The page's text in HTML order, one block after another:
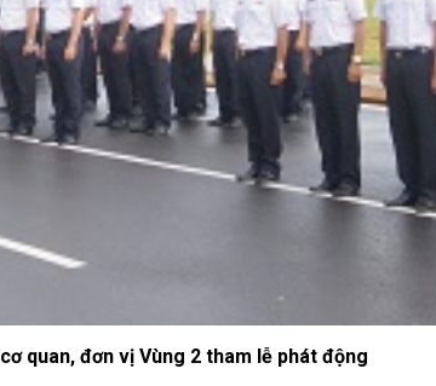
quan, đơn vị Vùng 2 tham lễ phát động